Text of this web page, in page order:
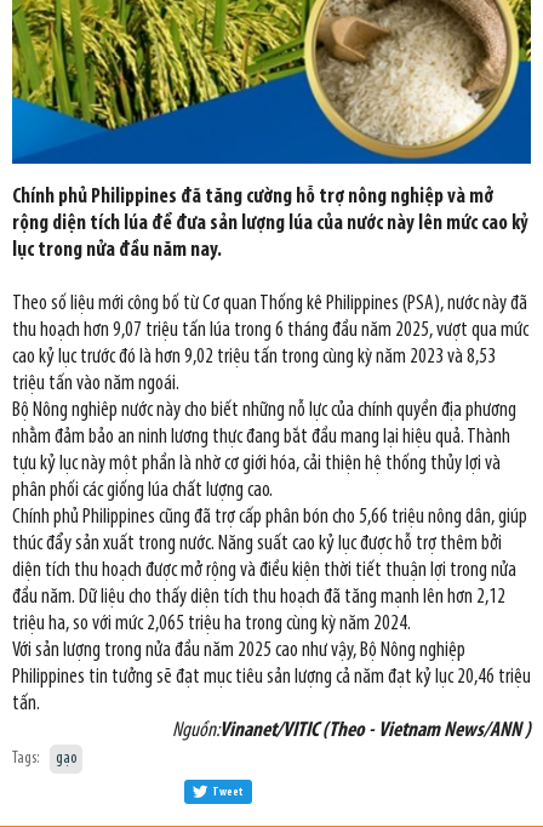
Chính phủ Philippines đã tăng cường hỗ trợ nông nghiệp và mở
rộng diện tích lúa để đưa sản lượng lúa của nước này lên mức cao kỷ
lục trong nửa đầu năm nay.
Theo số liệu mới công bố từ Cơ quan Thống kê Philippines (PSA), nước này đã
thu hoạch hơn 9,07 triệu tấn lúa trong 6 tháng đầu năm 2025, vượt qua mức
cao kỷ lục trước đó là hơn 9,02 triệu tấn trong cùng kỳ năm 2023 và 8,53
triệu tấn vào năm ngoái.
Bộ Nông nghiêp nước này cho biết những nỗ lực của chính quyền địa phương
nhằm đảm bảo an ninh lương thực đang bắt đầu mang lại hiệu quả. Thành
tựu kỷ lục này một phần là nhờ cơ giới hóa, cải thiện hệ thống thủy lợi và
phân phối các giống lúa chất lượng cao.
Chính phủ Philippines cũng đã trợ cấp phân bón cho 5,66 triệu nông dân, giúp
thúc đẩy sản xuất trong nước. Năng suất cao kỷ lục được hỗ trợ thêm bởi
diện tích thu hoạch được mở rộng và điều kiện thời tiết thuận lợi trong nửa
đầu năm. Dữ liệu cho thấy diện tích thu hoạch đã tăng mạnh lên hơn 2,12
triệu ha, so với mức 2,065 triệu ha trong cùng kỳ năm 2024.
Với sản lượng trong nửa đầu năm 2025 cao như vậy, Bộ Nông nghiệp
Philippines tin tưởng sẽ đạt mục tiêu sản lượng cả năm đạt kỷ lục 20,46 triệu
tấn.
Nguồn:Vinanet/VITIC (Theo - Vietnam News/ANN )
Tags: gạo
Tweet